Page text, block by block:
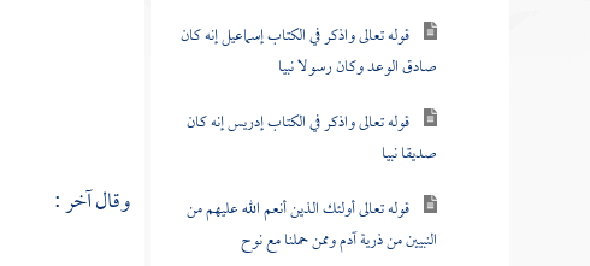
قوله تعالى واذكر في الكتاب إسماعيل إنه كان
صادق الوعد وكان رسولا نبيا
قوله تعالى واذكر في الكتاب إدريس إنه كان
صديقا نبيا
قوله تعالى أولئك الذين أنعم الله عليهم من
النبيين من ذرية آدم وممن حملنا مع نوح
وقال آخر :